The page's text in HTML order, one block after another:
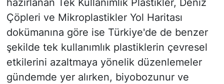
hazırlanan Tek Kullanımlık Plastikler, Deniz
Çöpleri ve Mikroplastikler Yol Haritası
dokümanına göre ise Türkiye'de de benzer
şekilde tek kullanımlık plastiklerin çevresel
etkilerini azaltmaya yönelik düzenlemeler
gündemde yer alırken, biyobozunur ve